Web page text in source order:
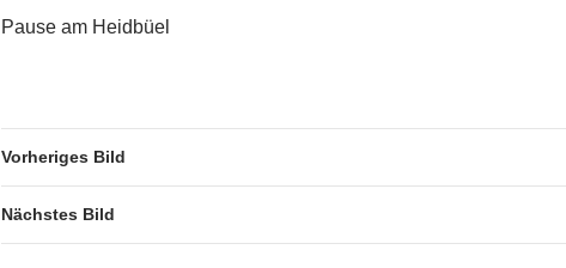
Pause am Heidbüel
Vorheriges Bild
Nächstes Bild